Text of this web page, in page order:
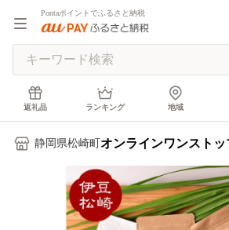
Pontaポイントでふるさと納税
返礼品 ランキング 地域
静岡県松崎町 オンラインワンストッ